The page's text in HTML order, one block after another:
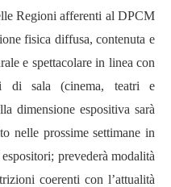
Regioni afferenti al DPCM
fisica diffusa, contenuta e
e spettacolare in linea con
di sala (cinema, teatri e
dimensione espositiva sarà
nelle prossime settimane in
prevederà modalità
coerenti con l’attualità